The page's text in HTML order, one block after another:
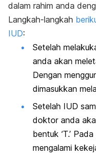
dalam rahim anda
Langkah-langkah
IUD:
Setelah
anda akan
Dengan
dimasukkan
Setelah IUD
doktor anda
bentuk ‘T.’
mengalami